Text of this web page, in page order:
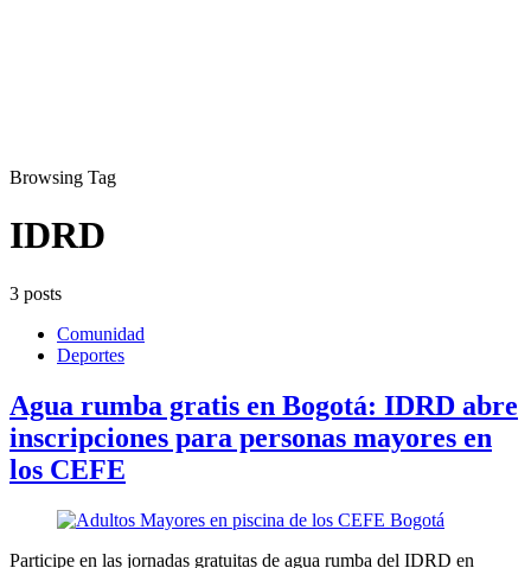
Browsing Tag
IDRD
3 posts
Comunidad
Deportes
Agua rumba gratis en Bogotá: IDRD abre
inscripciones para personas mayores en
los CEFE
Participe en las jornadas gratuitas de agua rumba del IDRD en